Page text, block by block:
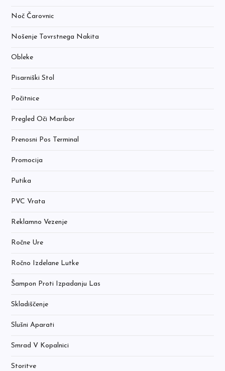
Noč Čarovnic
Nošenje Tovrstnega Nakita
Obleke
Pisarniški Stol
Počitnice
Pregled Oči Maribor
Prenosni Pos Terminal
Promocija
Putika
PVC Vrata
Reklamno Vezenje
Ročne Ure
Ročno Izdelane Lutke
Šampon Proti Izpadanju Las
Skladiščenje
Slušni Aparati
Smrad V Kopalnici
Storitve